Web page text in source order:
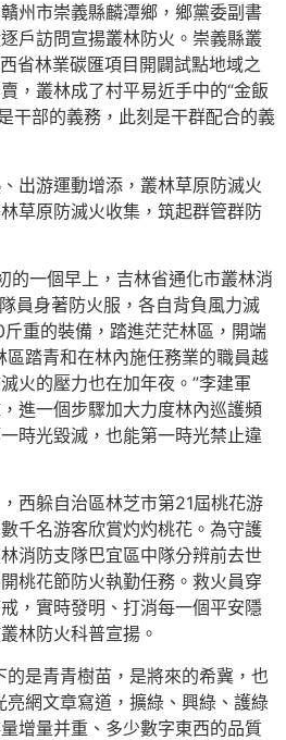
州市崇義縣麟潭鄉，鄉黨委副書
戶訪問宣揚叢林防火。崇義縣叢
省林業碳匯項目開闢試點地域之
，叢林成了村平易近手中的“金飯
干部的義務，此刻是干群配合的義
出游運動增添，叢林草原防滅火
草原防滅火收集，筑起群管群防
的一個早上，吉林省通化市叢林消
員身著防火服，各自背負風力滅
重的裝備，踏進茫茫林區，開端
區踏青和在林內施任務業的職員越
火的壓力也在加年夜。”李建軍
進一個步驟加大力度林內巡護頻
時光毀滅，也能第一時光禁止違
西躲自治區林芝市第21屆桃花游
千名游客欣賞灼灼桃花。為守護
消防支隊巴宜區中隊分辨前去世
桃花節防火執勤任務。救火員穿
，實時發明、打消每一個平安隱
林防火科普宣揚。
的是青青樹苗，是將來的希冀，也
亮網文章寫道，擴綠、興綠、護綠
增量并重、多少數字東西的品質